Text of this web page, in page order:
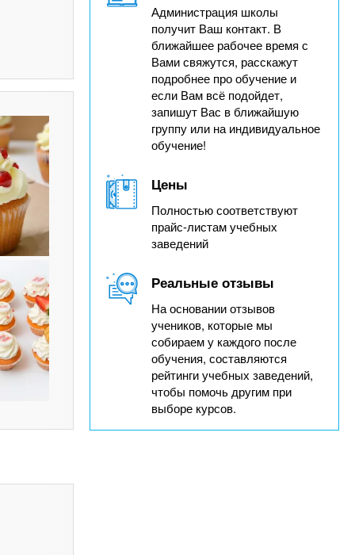
Администрация школы
получит Ваш контакт. В
ближайшее рабочее время с
Вами свяжутся, расскажут
подробнее про обучение и
если Вам всё подойдет,
запишут Вас в ближайшую
группу или на индивидуальное
обучение!
Цены
Полностью соответствуют
прайс-листам учебных
заведений
Реальные отзывы
На основании отзывов
учеников, которые мы
собираем у каждого после
обучения, составляются
рейтинги учебных заведений,
чтобы помочь другим при
выборе курсов.